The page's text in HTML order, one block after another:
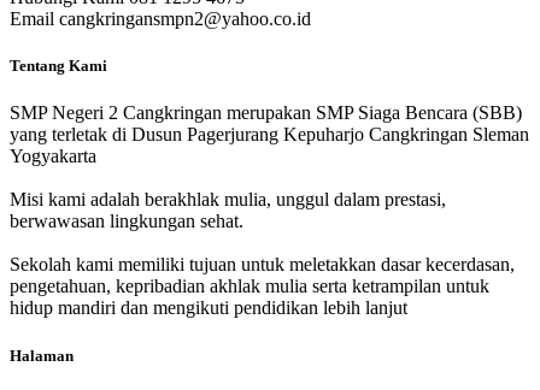
Email cangkringansmpn2@yahoo.co.id
Tentang Kami
SMP Negeri 2 Cangkringan merupakan SMP Siaga Bencara (SBB)
yang terletak di Dusun Pagerjurang Kepuharjo Cangkringan Sleman
Yogyakarta
Misi kami adalah berakhlak mulia, unggul dalam prestasi,
berwawasan lingkungan sehat.
Sekolah kami memiliki tujuan untuk meletakkan dasar kecerdasan,
pengetahuan, kepribadian akhlak mulia serta ketrampilan untuk
hidup mandiri dan mengikuti pendidikan lebih lanjut
Halaman